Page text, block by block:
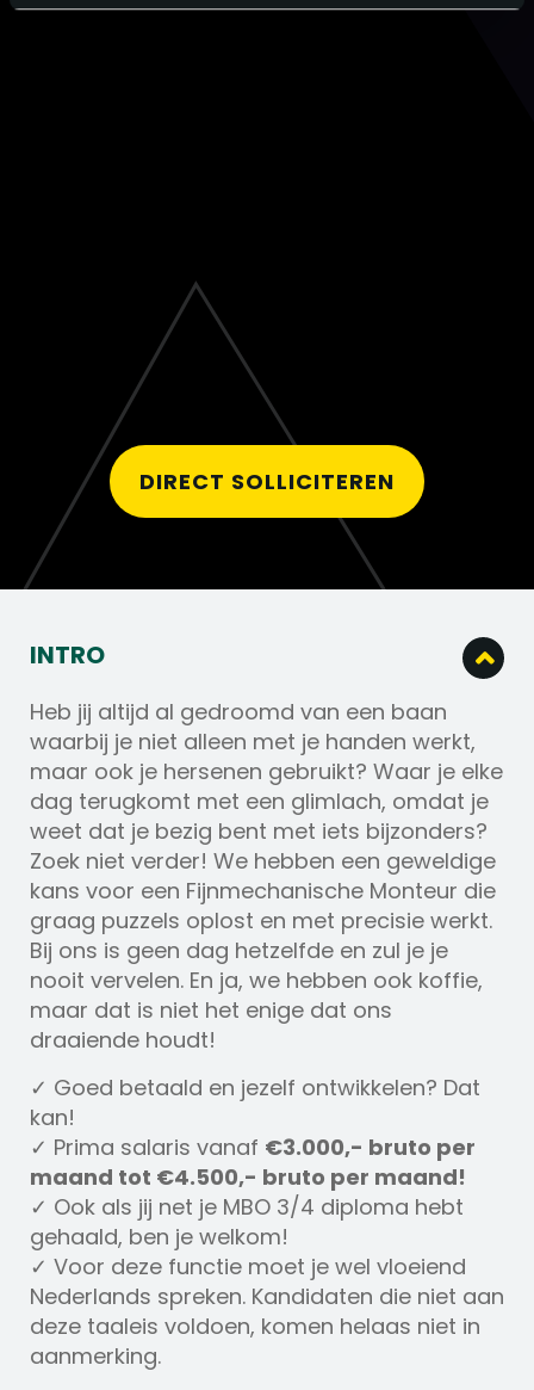
DIRECT SOLLICITEREN
INTRO
Heb jij altijd al gedroomd van een baan
waarbij je niet alleen met je handen werkt,
maar ook je hersenen gebruikt? Waar je elke
dag terugkomt met een glimlach, omdat je
weet dat je bezig bent met iets bijzonders?
Zoek niet verder! We hebben een geweldige
kans voor een Fijnmechanische Monteur die
graag puzzels oplost en met precisie werkt.
Bij ons is geen dag hetzelfde en zul je je
nooit vervelen. En ja, we hebben ook koffie,
maar dat is niet het enige dat ons
draaiende houdt!
✓ Goed betaald en jezelf ontwikkelen? Dat
kan!
✓ Prima salaris vanaf €3.000,- bruto per
maand tot €4.500,- bruto per maand!
✓ Ook als jij net je MBO 3/4 diploma hebt
gehaald, ben je welkom!
✓ Voor deze functie moet je wel vloeiend
Nederlands spreken. Kandidaten die niet aan
deze taaleis voldoen, komen helaas niet in
aanmerking.